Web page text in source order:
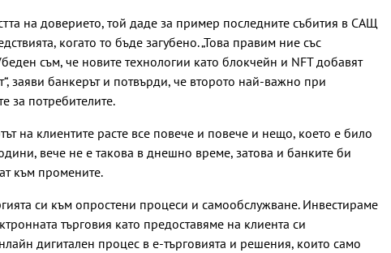
на доверието, той даде за пример последните събития в САЩ
когато то бъде загубено. „Това правим ние със
съм, че новите технологии като блокчейн и NFT добавят
заяви банкерът и потвърди, че второто най-важно при
за потребителите.
на клиентите расте все повече и повече и нещо, което е било
вече не е такова в днешно време, затова и банките би
към промените.
си към опростени процеси и самообслужване. Инвестираме
търговия като предоставяме на клиента си
дигитален процес в е-търговията и решения, които само
дядо с 53 грама чист
кокаин
околоземна орбита
Африканска чума по
Варненско